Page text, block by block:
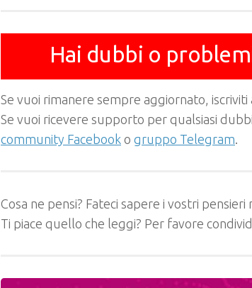
Hai dubbi o
Se vuoi rimanere sempre aggiornato, iscriviti
Se vuoi ricevere supporto per qualsiasi
community Facebook o gruppo Telegram.
Cosa ne pensi? Fateci sapere i vostri
Ti piace quello che leggi? Per favore